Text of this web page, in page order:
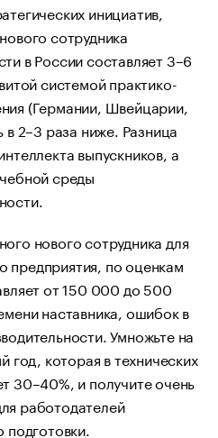
инициатив,
сотрудника
в России составляет 3–6
системой практико-
(Германии, Швейцарии,
в 2–3 раза ниже. Разница
выпускников, а
среды
нового сотрудника для
по оценкам
от 150 000 до 500
наставника, ошибок в
Умножьте на
год, которая в технических
30–40%, и получите очень
работодателей
подготовки.